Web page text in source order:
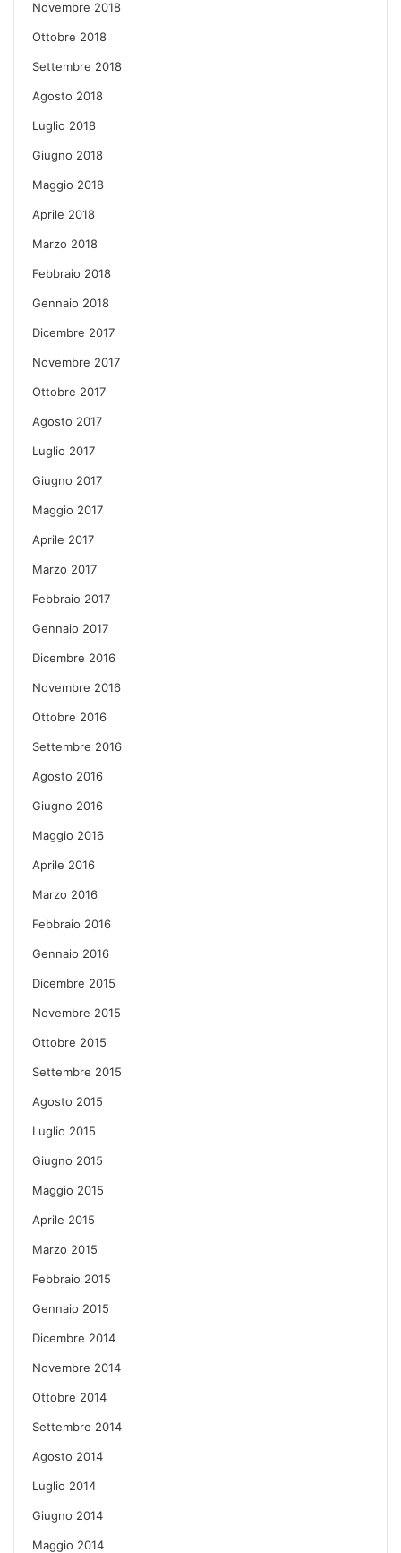
Novembre 2018
Ottobre 2018
Settembre 2018
Agosto 2018
Luglio 2018
Giugno 2018
Maggio 2018
Aprile 2018
Marzo 2018
Febbraio 2018
Gennaio 2018
Dicembre 2017
Novembre 2017
Ottobre 2017
Agosto 2017
Luglio 2017
Giugno 2017
Maggio 2017
Aprile 2017
Marzo 2017
Febbraio 2017
Gennaio 2017
Dicembre 2016
Novembre 2016
Ottobre 2016
Settembre 2016
Agosto 2016
Giugno 2016
Maggio 2016
Aprile 2016
Marzo 2016
Febbraio 2016
Gennaio 2016
Dicembre 2015
Novembre 2015
Ottobre 2015
Settembre 2015
Agosto 2015
Luglio 2015
Giugno 2015
Maggio 2015
Aprile 2015
Marzo 2015
Febbraio 2015
Gennaio 2015
Dicembre 2014
Novembre 2014
Ottobre 2014
Settembre 2014
Agosto 2014
Luglio 2014
Giugno 2014
Maggio 2014